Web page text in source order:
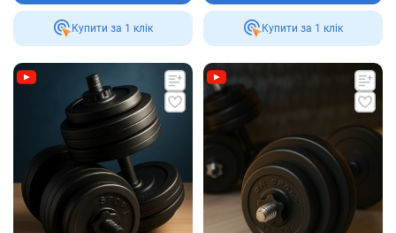
Купити за 1 клiк Купити за 1 клiк